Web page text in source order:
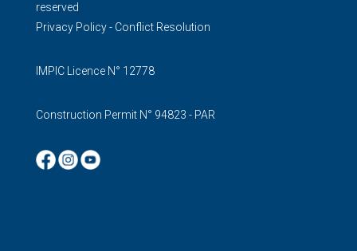
reserved
Privacy Policy- Conflict Resolution
IMPIC Licence N° 12778
Construction Permit N° 94823 - PAR